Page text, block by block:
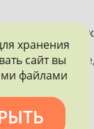
на
и
хранения
сайт вы
файлами